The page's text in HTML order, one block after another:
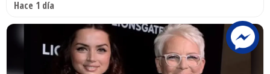
Hace 1 día